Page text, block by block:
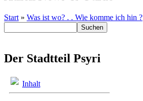
Start » Was ist wo? . . Wie komme ich hin ?
Der Stadtteil Psyri
Inhalt